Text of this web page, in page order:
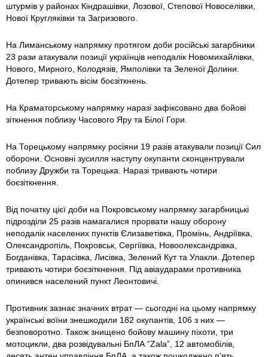
штурмів у районах Кіндрашівки, Лозової, Степової Новоселівки,
Нової Кругляківки та Загризового.
На Лиманському напрямку протягом доби російські загарбники
23 рази атакували позиції українців неподалік Новомихайлівки,
Нового, Мирного, Колодязів, Ямполівки та Зеленої Долини.
Дотепер тривають вісім боєзіткнень.
На Краматорському напрямку наразі зафіксовано два бойові
зіткнення поблизу Часового Яру та Білої Гори.
На Торецькому напрямку росіяни 19 разів атакували позиції Сил
оборони. Основні зусилля наступу окупанти сконцентрували
поблизу Дружби та Торецька. Наразі тривають чотири
боєзіткнення.
Від початку цієї доби на Покровському напрямку загарбницькі
підрозділи 25 разів намагалися прорвати нашу оборону
неподалік населених пунктів Єлизаветівка, Промінь, Андріївка,
Олександропіль, Покровськ, Сергіївка, Новоолександрівка,
Богданівка, Тарасівка, Лисівка, Зелений Кут та Улакли. Дотепер
тривають чотири боєзіткнення. Під авіаударами противника
опинився населений пункт Леонтовичі.
Противник зазнає значних втрат — сьогодні на цьому напрямку
українські воїни знешкодили 182 окупантів, 106 з них —
безповоротно. Також знищено бойову машину піхоти, три
мотоцикли, два розвідувальні БпЛА “Zala”, 12 автомобілів,